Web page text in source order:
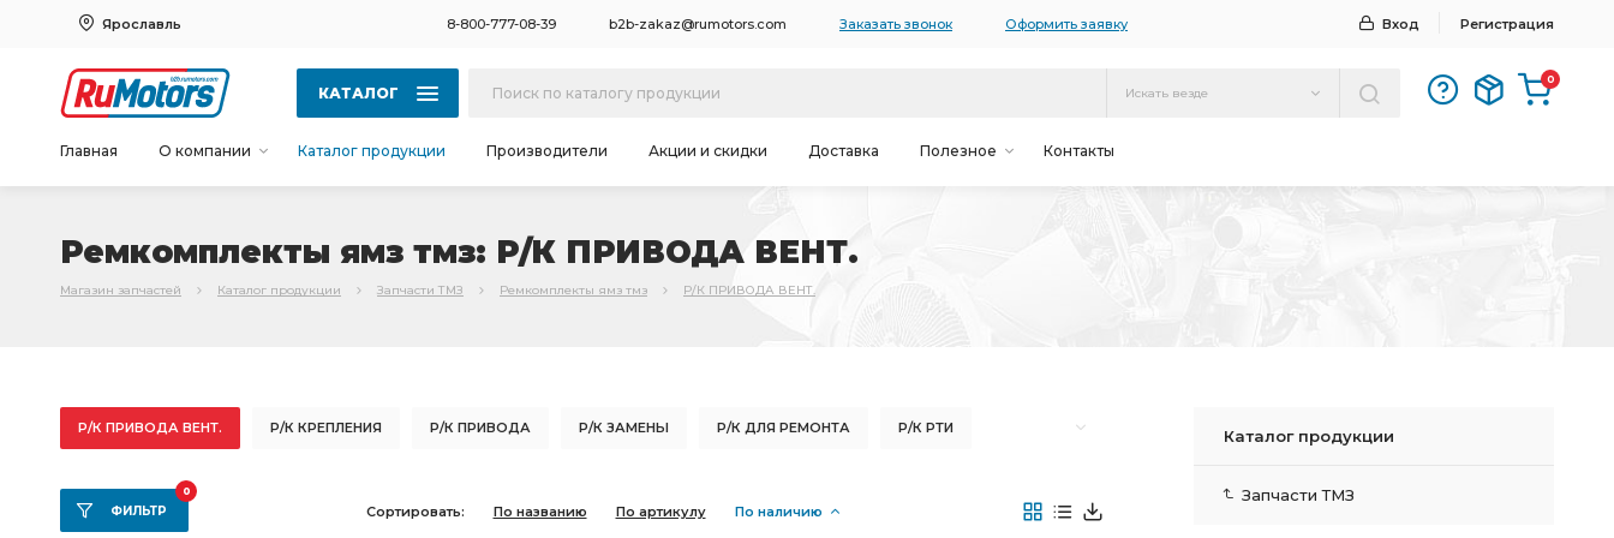
Ярославль 8-800-777-08-39 b2b-zakaz@rumotors.com Заказать звонок Оформить заявку Вход Регистрация
КАТАЛОГ Искать везде
0
Главная О компании Каталог продукции Производители Акции и скидки Доставка Полезное Контакты
Ремкомплекты ямз тмз: Р/К ПРИВОДА ВЕНТ.
Магазин запчастей Каталог продукции Запчасти ТМЗ Ремкомплекты ямз тмз Р/К ПРИВОДА ВЕНТ.
Р/К ПРИВОДА ВЕНТ. Р/К КРЕПЛЕНИЯ Р/К ПРИВОДА Р/К ЗАМЕНЫ Р/К ДЛЯ РЕМОНТА Р/К РТИ
Р/К ВОД.НАСОСА
ВОДЯНОГО НАСОСА
ФИЛЬТР
0
Сортировать: По названию По артикулу По наличию
Каталог продукции
Запчасти ТМЗ